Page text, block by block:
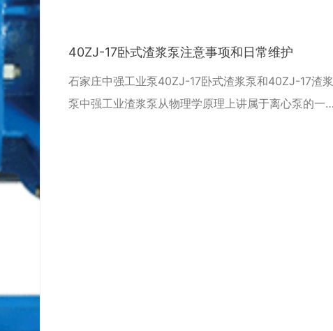
40ZJ-17卧式渣浆泵注意事项和日常维护
石家庄中强工业泵40ZJ-17卧式渣浆泵和40ZJ-17渣浆
泵中强工业渣浆泵从物理学原理上讲属于离心泵的一